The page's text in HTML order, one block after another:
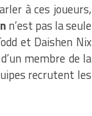
à ces joueurs,
n’est pas la seule
et Daishen Nix
membre de la
recrutent les